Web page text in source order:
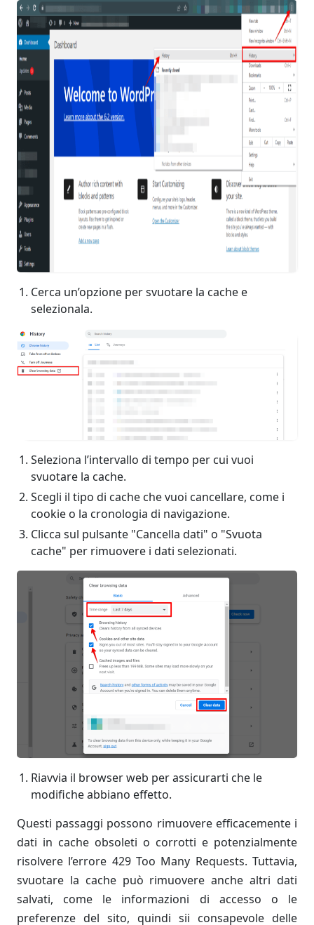
Cerca un’opzione per svuotare la cache e
selezionala.
Seleziona l’intervallo di tempo per cui vuoi
svuotare la cache.
Scegli il tipo di cache che vuoi cancellare, come i
cookie o la cronologia di navigazione.
Clicca sul pulsante "Cancella dati" o "Svuota
cache" per rimuovere i dati selezionati.
Riavvia il browser web per assicurarti che le
modifiche abbiano effetto.
Questi passaggi possono rimuovere efficacemente i
dati in cache obsoleti o corrotti e potenzialmente
risolvere l’errore 429 Too Many Requests. Tuttavia,
svuotare la cache può rimuovere anche altri dati
salvati, come le informazioni di accesso o le
preferenze del sito, quindi sii consapevole delle